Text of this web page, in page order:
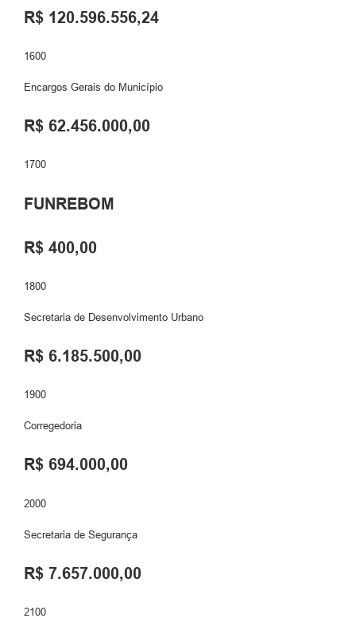
R$ 120.596.556,24
1600
Encargos Gerais do Município
R$ 62.456.000,00
1700
FUNREBOM
R$ 400,00
1800
Secretaria de Desenvolvimento Urbano
R$ 6.185.500,00
1900
Corregedoria
R$ 694.000,00
2000
Secretaria de Segurança
R$ 7.657.000,00
2100